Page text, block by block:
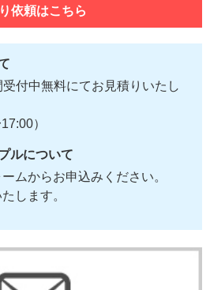
依頼はこちら
付中無料にてお見積りいたし
）
ルについて
ムからお申込みください。
します。